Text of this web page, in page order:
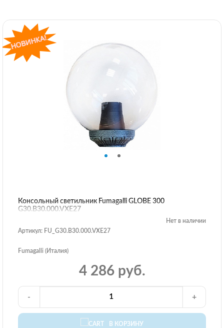
Консольный светильник Fumagalli GLOBE 300
G30.B30.000.VXE27
Нет в наличии
Артикул: FU_G30.B30.000.VXE27
Fumagalli (Италия)
4 286 руб.
В КОРЗИНУ
- +